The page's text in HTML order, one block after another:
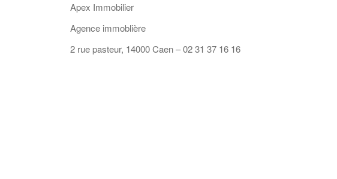
Apex Immobilier
Agence immoblière
2 rue pasteur, 14000 Caen – 02 31 37 16 16